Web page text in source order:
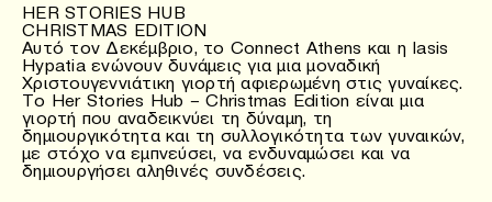
HER STORIES HUB
CHRISTMAS EDITION
Αυτό τον Δεκέμβριο, το Connect Athens και η Iasis
Hypatia ενώνουν δυνάμεις για μια μοναδική
Χριστουγεννιάτικη γιορτή αφιερωμένη στις γυναίκες.
Το Her Stories Hub – Christmas Edition είναι μια
γιορτή που αναδεικνύει τη δύναμη, τη
δημιουργικότητα και τη συλλογικότητα των γυναικών,
με στόχο να εμπνεύσει, να ενδυναμώσει και να
δημιουργήσει αληθινές συνδέσεις.